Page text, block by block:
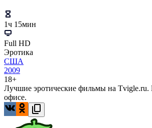
1ч 15мин
Full HD
Эротика
США
2009
18+
Лучшие эротические фильмы на
офисе.